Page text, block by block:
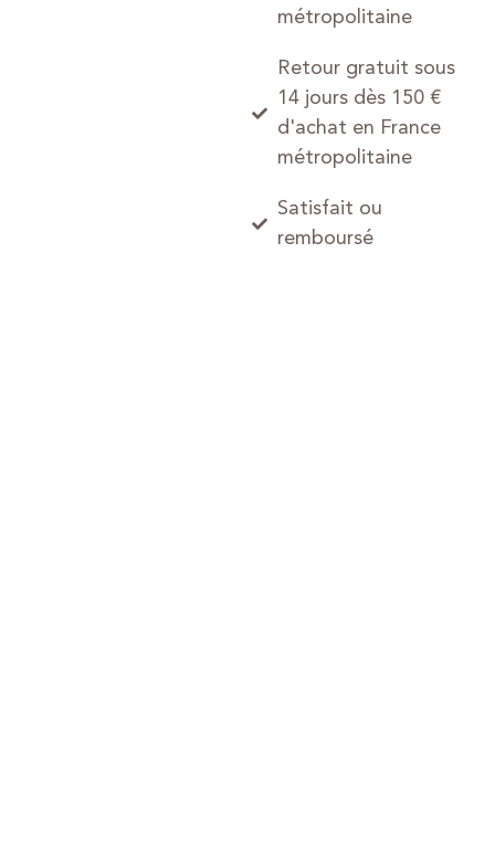
métropolitaine
Retour gratuit sous
14 jours dès 150 €
d'achat en France
métropolitaine
Satisfait ou
remboursé